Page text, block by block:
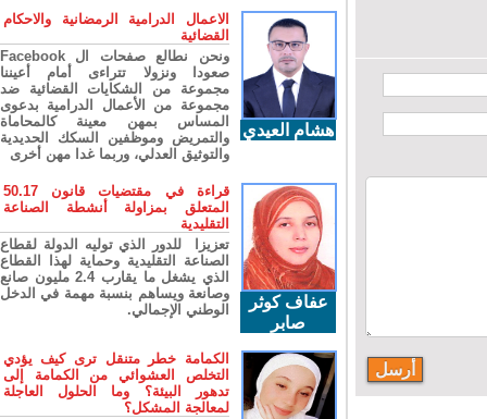
هشام العيدي
الاعمال الدرامية الرمضانية والاحكام
القضائية
ونحن نطالع صفحات ال Facebook
صعودا ونزولا تتراءى أمام أعيننا
مجموعة من الشكايات القضائية ضد
مجموعة من الأعمال الدرامية بدعوى
المساس بمهن معينة كالمحاماة
والتمريض وموظفين السكك الحديدية
والتوثيق العدلي، وربما غدا مهن أخرى
عفاف كوثر
صابر
قراءة في مقتضيات قانون 50.17
المتعلق بمزاولة أنشطة الصناعة
التقليدية
تعزيزا للدور الذي توليه الدولة لقطاع
الصناعة التقليدية وحماية لهذا القطاع
الذي يشغل ما يقارب 2.4 مليون صانع
وصانعة ويساهم بنسبة مهمة في الدخل
الوطني الإجمالي.
الكمامة خطر متنقل ترى كيف يؤدي
التخلص العشوائي من الكمامة إلى
تدهور البيئة؟ وما الحلول العاجلة
لمعالجة المشكل؟